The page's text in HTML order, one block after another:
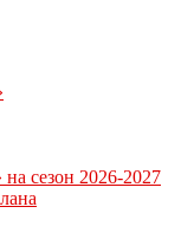
сезон 2026-2027